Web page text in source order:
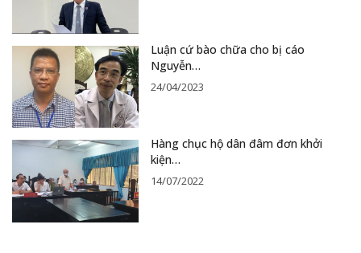
Luận cứ bào chữa cho bị cáo
Nguyễn…
24/04/2023
Hàng chục hộ dân đâm đơn khởi
kiện…
14/07/2022